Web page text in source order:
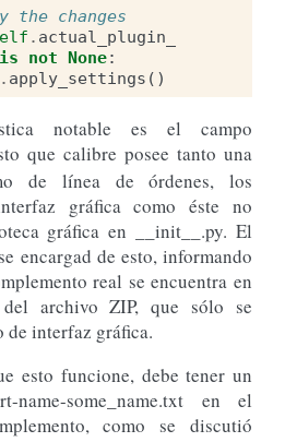
the changes
. actual_plugin_
is not None:
. apply_settings ()
notable es el campo
que calibre posee tanto una
de línea de órdenes, los
gráfica como éste no
gráfica en __init__.py. El
encargad de esto, informando
real se encuentra en
archivo ZIP, que sólo se
de interfaz gráfica.
esto funcione, debe tener un
name-some_name.txt en el
como se discutió